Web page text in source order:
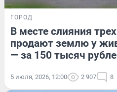
ГОРОД
В месте слияния
продают землю у
— за 150 тысяч
5 июля, 2026, 12:00 2 907 8